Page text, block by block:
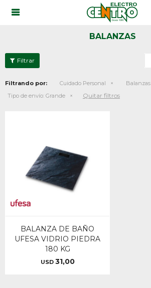

BALANZAS
Filtrando por: Cuidado Personal
Balanzas
Tipo de envío: Grande Quitar filtros
BALANZA DE BAÑO
UFESA VIDRIO PIEDRA
180 KG
USD 31,00